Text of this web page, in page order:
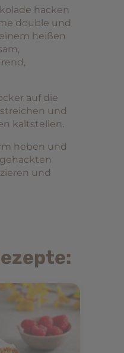
hacken
double und
heißen
auf die
und
kaltstellen.
heben und
und